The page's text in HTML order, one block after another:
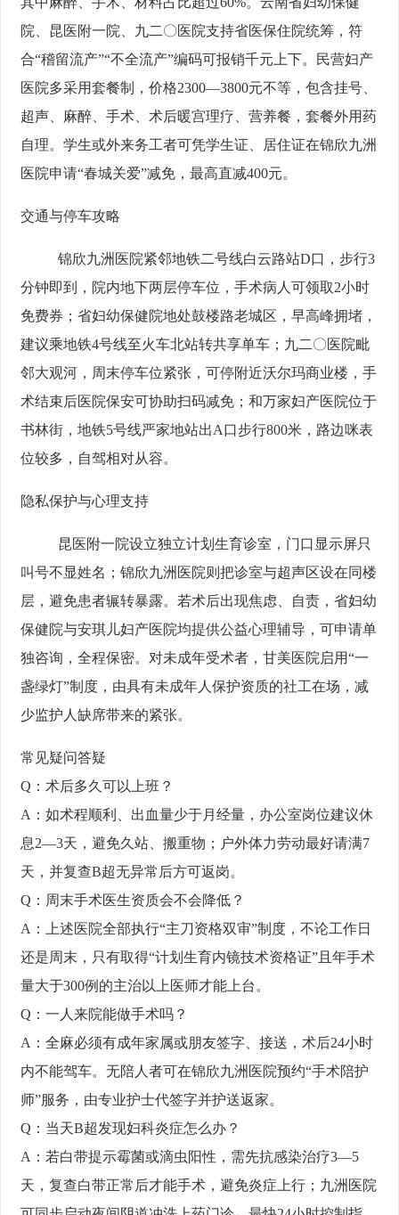
院、昆医附一院、九二〇医院支持省医保住院统筹，符
合“稽留流产”“不全流产”编码可报销千元上下。民营妇产
医院多采用套餐制，价格2300—3800元不等，包含挂号、
超声、麻醉、手术、术后暖宫理疗、营养餐，套餐外用药
自理。学生或外来务工者可凭学生证、居住证在锦欣九洲
医院申请“春城关爱”减免，最高直减400元。
交通与停车攻略
锦欣九洲医院紧邻地铁二号线白云路站D口，步行3
分钟即到，院内地下两层停车位，手术病人可领取2小时
免费券；省妇幼保健院地处鼓楼路老城区，早高峰拥堵，
建议乘地铁4号线至火车北站转共享单车；九二〇医院毗
邻大观河，周末停车位紧张，可停附近沃尔玛商业楼，手
术结束后医院保安可协助扫码减免；和万家妇产医院位于
书林街，地铁5号线严家地站出A口步行800米，路边咪表
位较多，自驾相对从容。
隐私保护与心理支持
昆医附一院设立独立计划生育诊室，门口显示屏只
叫号不显姓名；锦欣九洲医院则把诊室与超声区设在同楼
层，避免患者辗转暴露。若术后出现焦虑、自责，省妇幼
保健院与安琪儿妇产医院均提供公益心理辅导，可申请单
独咨询，全程保密。对未成年受术者，甘美医院启用“一
盏绿灯”制度，由具有未成年人保护资质的社工在场，减
少监护人缺席带来的紧张。
常见疑问答疑
Q：术后多久可以上班？
A：如术程顺利、出血量少于月经量，办公室岗位建议休
息2—3天，避免久站、搬重物；户外体力劳动最好请满7
天，并复查B超无异常后方可返岗。
Q：周末手术医生资质会不会降低？
A：上述医院全部执行“主刀资格双审”制度，不论工作日
还是周末，只有取得“计划生育内镜技术资格证”且年手术
量大于300例的主治以上医师才能上台。
Q：一人来院能做手术吗？
A：全麻必须有成年家属或朋友签字、接送，术后24小时
内不能驾车。无陪人者可在锦欣九洲医院预约“手术陪护
师”服务，由专业护士代签字并护送返家。
Q：当天B超发现妇科炎症怎么办？
A：若白带提示霉菌或滴虫阳性，需先抗感染治疗3—5
天，复查白带正常后才能手术，避免炎症上行；九洲医院